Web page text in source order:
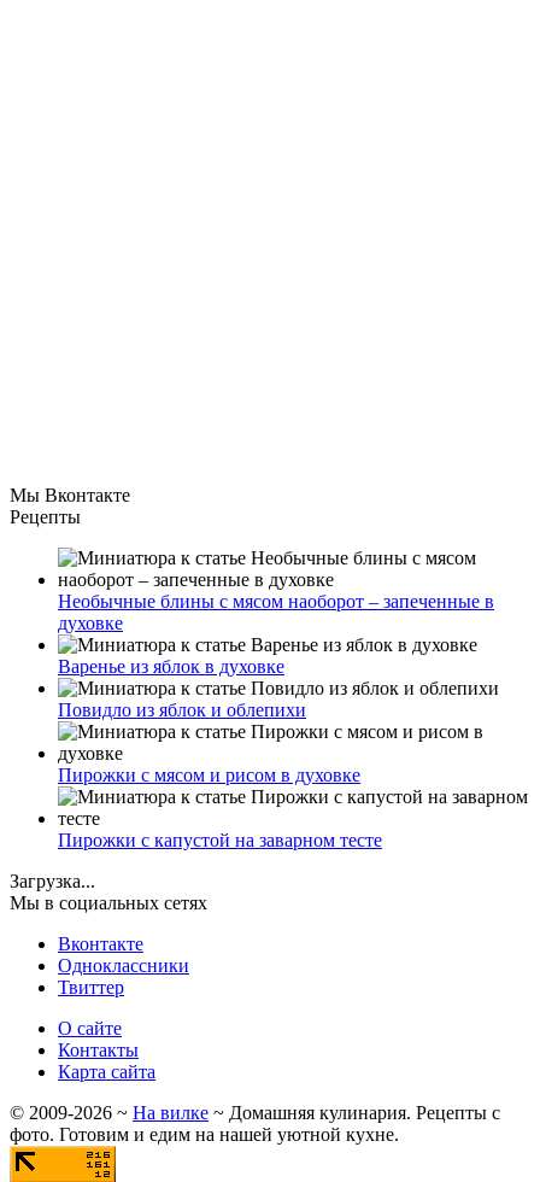
Мы Вконтакте
Рецепты
Необычные блины с мясом наоборот – запеченные в
духовке
Варенье из яблок в духовке
Повидло из яблок и облепихи
Пирожки с мясом и рисом в духовке
Пирожки с капустой на заварном тесте
Загрузка...
Мы в социальных сетях
Вконтакте
Одноклассники
Твиттер
О сайте
Контакты
Карта сайта
© 2009-2026 ~ На вилке ~ Домашняя кулинария. Рецепты с
фото. Готовим и едим на нашей уютной кухне.